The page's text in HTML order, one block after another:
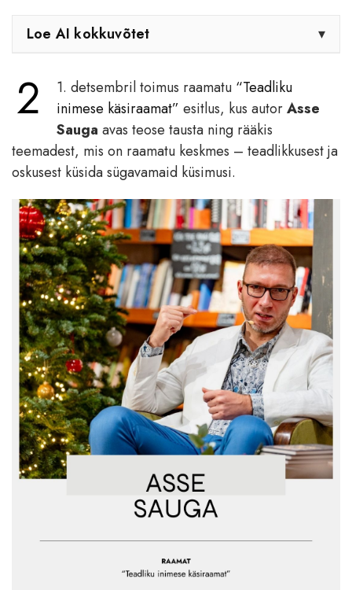
Loe AI kokkuvõtet ▾
2 1. detsembril toimus raamatu “Teadliku
inimese käsiraamat” esitlus, kus autorAsse
Sauga avas teose tausta ning rääkis
teemadest, mis on raamatu keskmes – teadlikkusest ja
oskusest küsida sügavamaid küsimusi.